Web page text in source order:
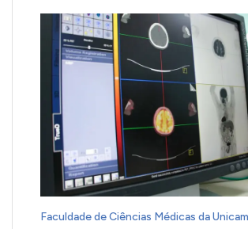
Faculdade de Ciências Médicas da